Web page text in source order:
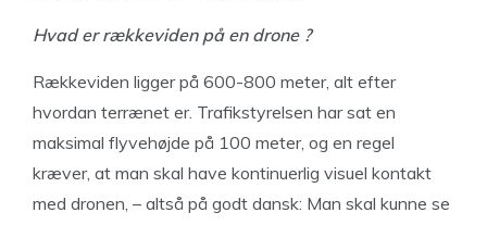
Hvad er rækkeviden på en drone ?
Rækkeviden ligger på 600-800 meter, alt efter
hvordan terrænet er. Trafikstyrelsen har sat en
maksimal flyvehøjde på 100 meter, og en regel
kræver, at man skal have kontinuerlig visuel kontakt
med dronen, – altså på godt dansk: Man skal kunne se